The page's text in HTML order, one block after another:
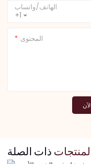
+1
الهاتف/واتساب
المحتوى
ذات الصلة